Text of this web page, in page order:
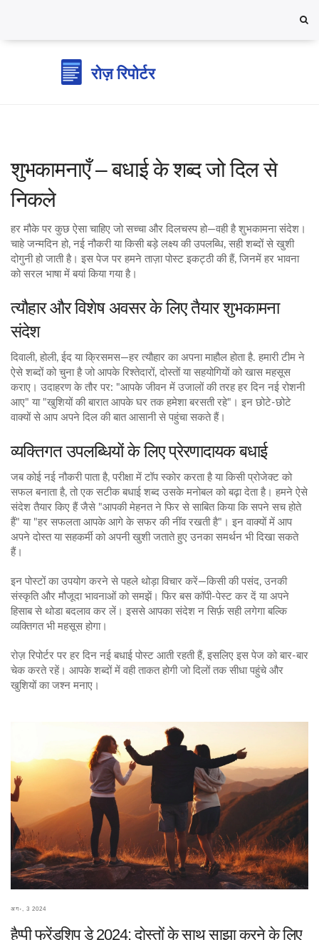
शुभकामनाएँ – बधाई के शब्द जो दिल से
निकले
हर मौके पर कुछ ऐसा चाहिए जो सच्चा और दिलचस्प हो—वही है शुभकामना संदेश।
चाहे जन्मदिन हो, नई नौकरी या किसी बड़े लक्ष्य की उपलब्धि, सही शब्दों से खुशी
दोगुनी हो जाती है। इस पेज पर हमने ताज़ा पोस्ट इकट्ठी की हैं, जिनमें हर भावना
को सरल भाषा में बयां किया गया है।
त्यौहार और विशेष अवसर के लिए तैयार शुभकामना
संदेश
दिवाली, होली, ईद या क्रिसमस—हर त्यौहार का अपना माहौल होता है. हमारी टीम ने
ऐसे शब्दों को चुना है जो आपके रिश्तेदारों, दोस्तों या सहयोगियों को खास महसूस
कराए। उदाहरण के तौर पर: "आपके जीवन में उजालों की तरह हर दिन नई रोशनी
आए" या "खुशियों की बारात आपके घर तक हमेशा बरसती रहे"। इन छोटे-छोटे
वाक्यों से आप अपने दिल की बात आसानी से पहुंचा सकते हैं।
व्यक्तिगत उपलब्धियों के लिए प्रेरणादायक बधाई
जब कोई नई नौकरी पाता है, परीक्षा में टॉप स्कोर करता है या किसी प्रोजेक्ट को
सफल बनाता है, तो एक सटीक बधाई शब्द उसके मनोबल को बढ़ा देता है। हमने ऐसे
संदेश तैयार किए हैं जैसे "आपकी मेहनत ने फिर से साबित किया कि सपने सच होते
हैं" या "हर सफलता आपके आगे के सफर की नींव रखती है"। इन वाक्यों में आप
अपने दोस्त या सहकर्मी को अपनी खुशी जताते हुए उनका समर्थन भी दिखा सकते
हैं।
इन पोस्टों का उपयोग करने से पहले थोड़ा विचार करें—किसी की पसंद, उनकी
संस्कृति और मौजूदा भावनाओं को समझें। फिर बस कॉपी‑पेस्ट कर दें या अपने
हिसाब से थोडा बदलाव कर लें। इससे आपका संदेश न सिर्फ़ सही लगेगा बल्कि
व्यक्तिगत भी महसूस होगा।
रोज़ रिपोर्टर पर हर दिन नई बधाई पोस्ट आती रहती हैं, इसलिए इस पेज को बार-बार
चेक करते रहें। आपके शब्दों में वही ताकत होगी जो दिलों तक सीधा पहुंचे और
खुशियों का जश्न मनाए।
अग॰, 3 2024
हैप्पी फ्रेंडशिप डे 2024: दोस्तों के साथ साझा करने के लिए